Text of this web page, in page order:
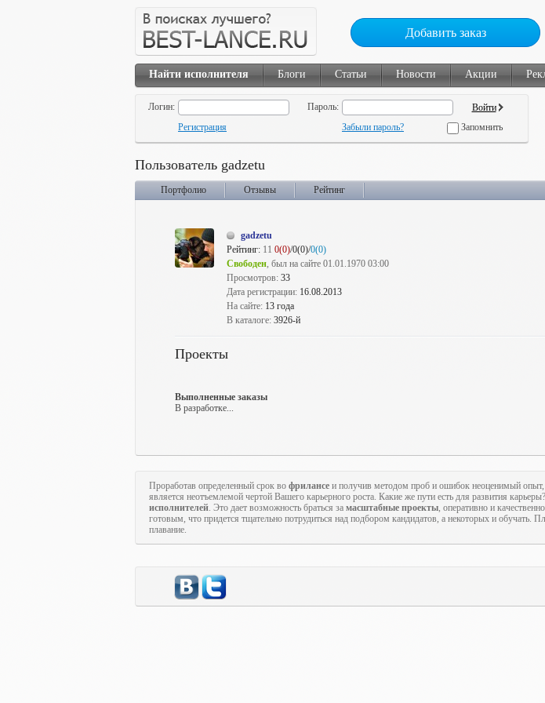
Добавить заказ
Найти исполнителя Блоги Статьи Новости Акции
Логин:
Пароль:
Регистрация
Забыли пароль? Запомнить
Пользователь gadzetu
Портфолио Отзывы Рейтинг
gadzetu
Рейтинг: 11 0(0)/0(0)/0(0)
Свободен, был на сайте 01.01.1970 03:00
Просмотров: 33
Дата регистрации: 16.08.2013
На сайте: 13 года
В каталоге: 3926-й
Проекты
Выполненные заказы
В разработке...
Проработав определенный срок во фрилансе и получив методом проб и ошибок неоценимый
является неотъемлемой чертой Вашего карьерного роста. Какие же пути есть для развития
исполнителей. Это дает возможность браться за масштабные проекты, оперативно и
готовым, что придется тщательно потрудиться над подбором кандидатов, а некоторых и обучать.
плавание.